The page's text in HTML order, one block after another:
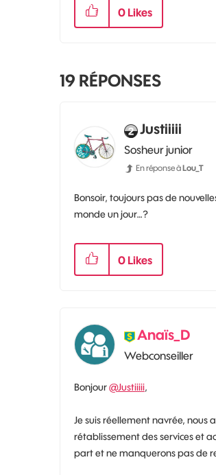
0 Likes
19 RÉPONSES
Justiiiii
Sosheur junior
En réponse àLou_T
Bonsoir, toujours pas de
monde un jour…?
0 Likes
Anaïs_D
Webconseiller
Bonjour@Justiiiii,
Je suis réellement navrée, nous
rétablissement des services et
part et ne manquerons pas de